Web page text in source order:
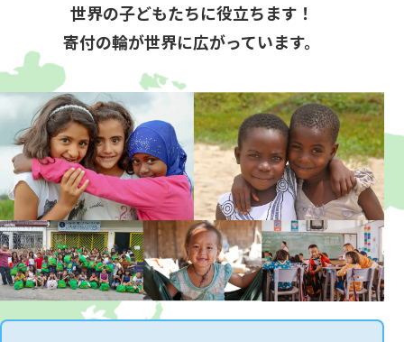
世界の子どもたちに役立ちます！
寄付の輪が世界に広がっています。